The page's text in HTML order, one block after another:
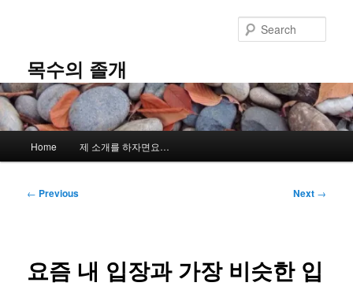
content목수의 졸개
Home 제 소개를 하자면요…
Post
← Previous Next →
요즘 내 입장과 가장 비슷한 입